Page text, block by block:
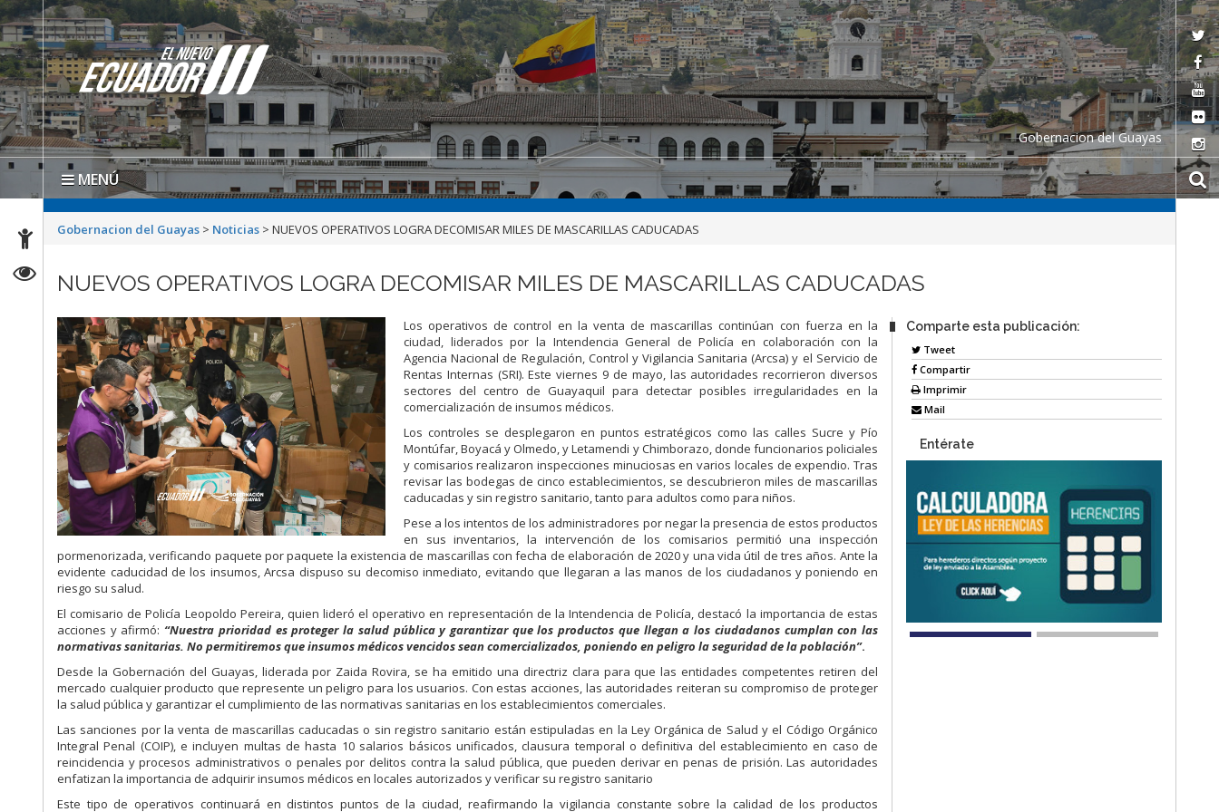
Gobernacion del Guayas
MENÚ
Gobernacion del Guayas > Noticias >NUEVOS OPERATIVOS LOGRA DECOMISAR MILES DE MASCARILLAS CADUCADAS
NUEVOS OPERATIVOS LOGRA DECOMISAR MILES DE MASCARILLAS CADUCADAS
Los operativos de control en la venta de mascarillas continúan con fuerza en la
ciudad, liderados por la Intendencia General de Policía en colaboración con la
Agencia Nacional de Regulación, Control y Vigilancia Sanitaria (Arcsa) y el Servicio de
Rentas Internas (SRI). Este viernes 9 de mayo, las autoridades recorrieron diversos
sectores del centro de Guayaquil para detectar posibles irregularidades en la
comercialización de insumos médicos.
Los controles se desplegaron en puntos estratégicos como las calles Sucre y Pío
Montúfar, Boyacá y Olmedo, y Letamendi y Chimborazo, donde funcionarios policiales
y comisarios realizaron inspecciones minuciosas en varios locales de expendio. Tras
revisar las bodegas de cinco establecimientos, se descubrieron miles de mascarillas
caducadas y sin registro sanitario, tanto para adultos como para niños.
Pese a los intentos de los administradores por negar la presencia de estos productos
en sus inventarios, la intervención de los comisarios permitió una inspección
pormenorizada, verificando paquete por paquete la existencia de mascarillas con fecha de elaboración de 2020 y una vida útil de tres años. Ante la
evidente caducidad de los insumos, Arcsa dispuso su decomiso inmediato, evitando que llegaran a las manos de los ciudadanos y poniendo en
riesgo su salud.
El comisario de Policía Leopoldo Pereira, quien lideró el operativo en representación de la Intendencia de Policía, destacó la importancia de estas
acciones y afirmó: “Nuestra prioridad es proteger la salud pública y garantizar que los productos que llegan a los ciudadanos cumplan con las
normativas sanitarias. No permitiremos que insumos médicos vencidos sean comercializados, poniendo en peligro la seguridad de la población”.
Desde la Gobernación del Guayas, liderada por Zaida Rovira, se ha emitido una directriz clara para que las entidades competentes retiren del
mercado cualquier producto que represente un peligro para los usuarios. Con estas acciones, las autoridades reiteran su compromiso de proteger
la salud pública y garantizar el cumplimiento de las normativas sanitarias en los establecimientos comerciales.
Las sanciones por la venta de mascarillas caducadas o sin registro sanitario están estipuladas en la Ley Orgánica de Salud y el Código Orgánico
Integral Penal (COIP), e incluyen multas de hasta 10 salarios básicos unificados, clausura temporal o definitiva del establecimiento en caso de
reincidencia y procesos administrativos o penales por delitos contra la salud pública, que pueden derivar en penas de prisión. Las autoridades
enfatizan la importancia de adquirir insumos médicos en locales autorizados y verificar su registro sanitario
Este tipo de operativos continuará en distintos puntos de la ciudad, reafirmando la vigilancia constante sobre la calidad de los productos
Comparte esta publicación:
Tweet
Compartir
Imprimir
Mail
Entérate